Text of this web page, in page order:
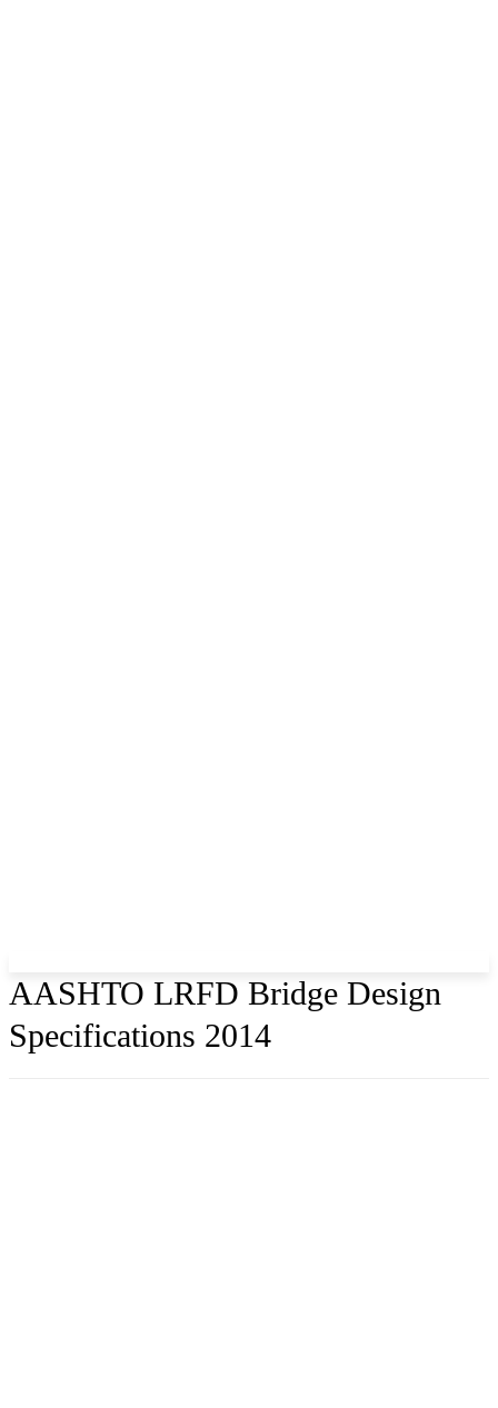
AASHTO LRFD Bridge Design
Specifications 2014